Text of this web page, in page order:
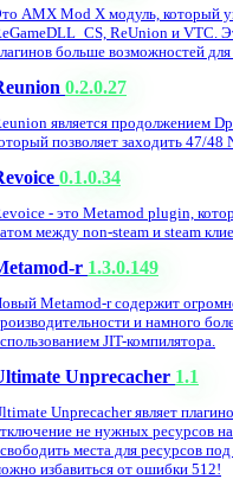
AMX Mod X модуль, который
ReUnion и VTC.
больше возможностей для
0.2.0.27
является продолжением
позволяет заходить 47/48
0.1.0.34
- это Metamod plugin,
между non-steam и steam
r 1.3.0.149
Metamod-r содержит
и намного
JIT-компилятора.
Unprecacher 1.1
Unprecacher являет
не нужных ресурсов
места для ресурсов
избавиться от ошибки 512!